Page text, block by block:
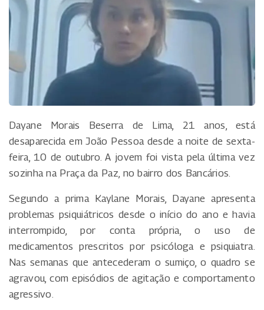
Dayane Morais Beserra de Lima, 21 anos, está
desaparecida em João Pessoa desde a noite de sexta-
feira, 10 de outubro. A jovem foi vista pela última vez
sozinha na Praça da Paz, no bairro dos Bancários.
Segundo a prima Kaylane Morais, Dayane apresenta
problemas psiquiátricos desde o início do ano e havia
interrompido, por conta própria, o uso de
medicamentos prescritos por psicóloga e psiquiatra.
Nas semanas que antecederam o sumiço, o quadro se
agravou, com episódios de agitação e comportamento
agressivo.